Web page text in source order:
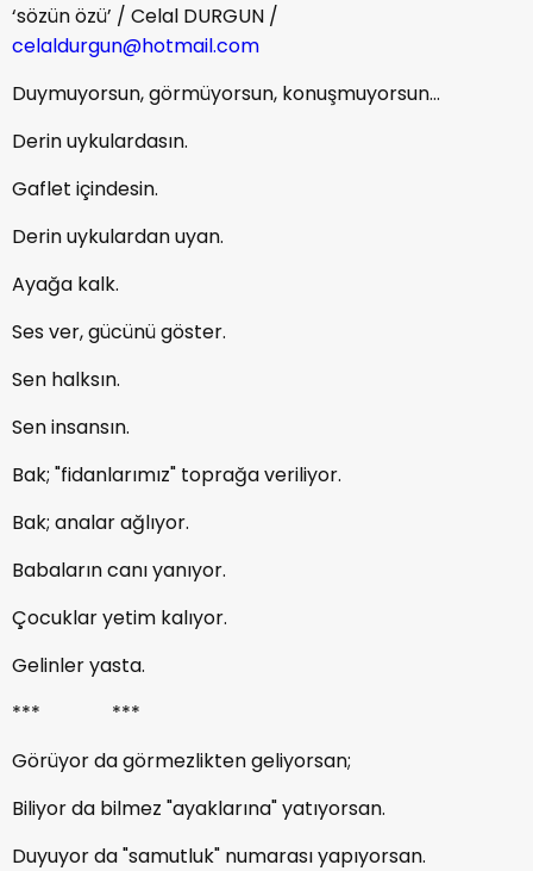
‘sözün özü’ / Celal DURGUN /
celaldurgun@hotmail.com
Duymuyorsun, görmüyorsun, konuşmuyorsun…
Derin uykulardasın.
Gaflet içindesin.
Derin uykulardan uyan.
Ayağa kalk.
Ses ver, gücünü göster.
Sen halksın.
Sen insansın.
Bak; "fidanlarımız" toprağa veriliyor.
Bak; analar ağlıyor.
Babaların canı yanıyor.
Çocuklar yetim kalıyor.
Gelinler yasta.
*** ***
Görüyor da görmezlikten geliyorsan;
Biliyor da bilmez "ayaklarına" yatıyorsan.
Duyuyor da "samutluk" numarası yapıyorsan.